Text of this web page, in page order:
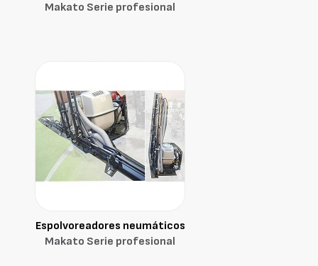
Makato Serie profesional
Espolvoreadores neumáticos
Makato Serie profesional